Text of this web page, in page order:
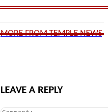
MORE FROM TEMPLE NEWS
LEAVE A REPLY